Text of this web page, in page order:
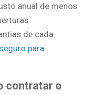
anual de menos
de cada
para
contratar o